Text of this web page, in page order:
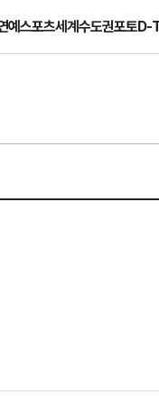
예스포츠세계수도권포토D-